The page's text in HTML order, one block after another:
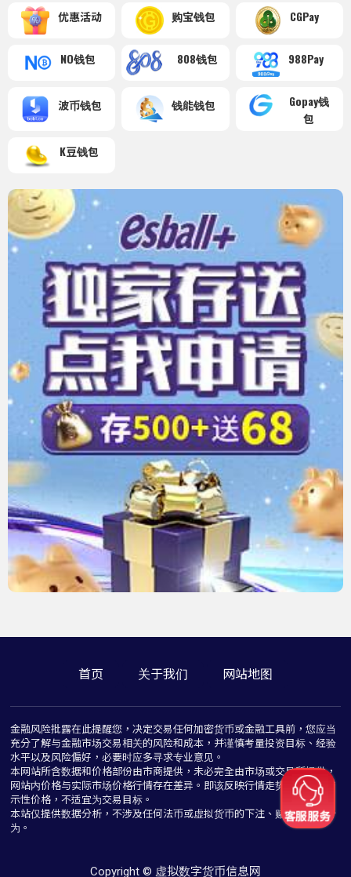
优惠活动 购宝钱包 CGPay
NO钱包 808钱包 988Pay
波币钱包 钱能钱包
Gopay钱
包
K豆钱包
首页 关于我们 网站地图
金融风险批露在此提醒您，决定交易任何加密货币或金融工具前，您应当
充分了解与金融市场交易相关的风险和成本，并谨慎考量投资目标、经验
水平以及风险偏好，必要时应多寻求专业意见。
本网站所含数据和价格部份由市商提供，未必完全由市场或交易所提供，
网站内价格与实际市场价格行情存在差异。即该反映行情走势价格仅为指
示性价格，不适宜为交易目标。
本站仅提供数据分析，不涉及任何法币或虚拟货币的下注、赌博与推介行
为。
Copyright © 虚拟数字货币信息网